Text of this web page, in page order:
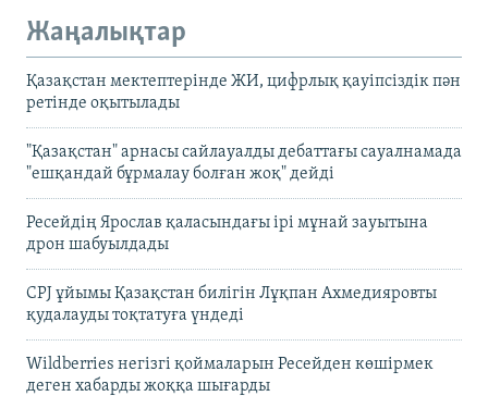
Жаңалықтар
Қазақстан мектептерінде ЖИ, цифрлық қауіпсіздік пән
ретінде оқытылады
"Қазақстан" арнасы сайлауалды дебаттағы сауалнамада
"ешқандай бұрмалау болған жоқ" дейді
Ресейдің Ярослав қаласындағы ірі мұнай зауытына
дрон шабуылдады
CPJ ұйымы Қазақстан билігін Лұқпан Ахмедияровты
қудалауды тоқтатуға үндеді
Wildberries негізгі қоймаларын Ресейден көшірмек
деген хабарды жоққа шығарды